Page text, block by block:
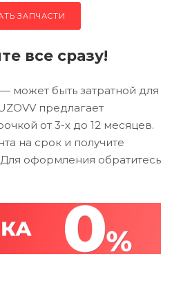
ЗАПЧАСТИ
все сразу!
может быть затратной для
предлагает
от 3-х до 12 месяцев.
на срок и получите
оформления обратитесь